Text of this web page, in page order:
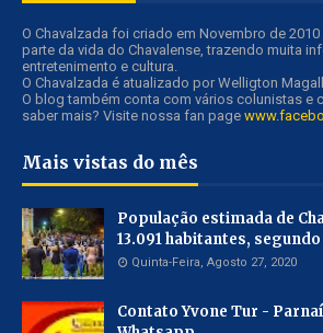
O Chavalzada foi criado em Novembro de
parte da vida do Chavalense, trazendo muita
entretenimento e cultura.
O Chavalzada é atualizado por Welligton
O blog também conta com vários colunistas e
saber mais? Visite nossa fan page
Mais vistas do mês
População estimada de
13.091 habitantes,
Quinta-Feira, Agosto 27, 2020
Contato Yvone Tur -